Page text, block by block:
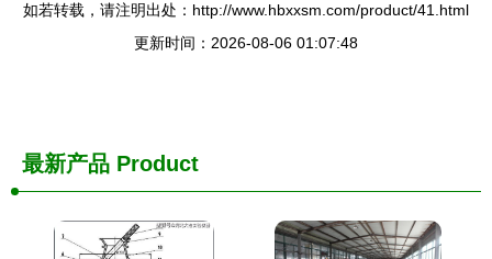
如若转载，请注明出处：http://www.hbxxsm.com/product/41.html
更新时间：2026-08-06 01:07:48
最新产品 Product